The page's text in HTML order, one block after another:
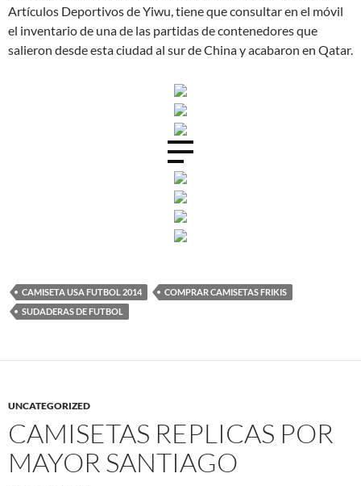
Artículos Deportivos de Yiwu, tiene que consultar en el móvil
el inventario de una de las partidas de contenedores que
salieron desde esta ciudad al sur de China y acabaron en Qatar.
CAMISETA USA FUTBOL 2014
COMPRAR CAMISETAS FRIKIS
SUDADERAS DE FUTBOL
UNCATEGORIZED
CAMISETAS REPLICAS POR
MAYOR SANTIAGO